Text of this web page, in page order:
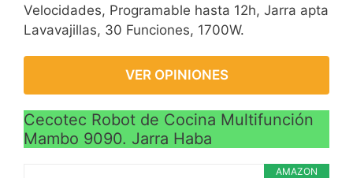
Velocidades, Programable hasta 12h, Jarra apta
Lavavajillas, 30 Funciones, 1700W.
VER OPINIONES
Cecotec Robot de Cocina Multifunción
Mambo 9090. Jarra Haba
AMAZON